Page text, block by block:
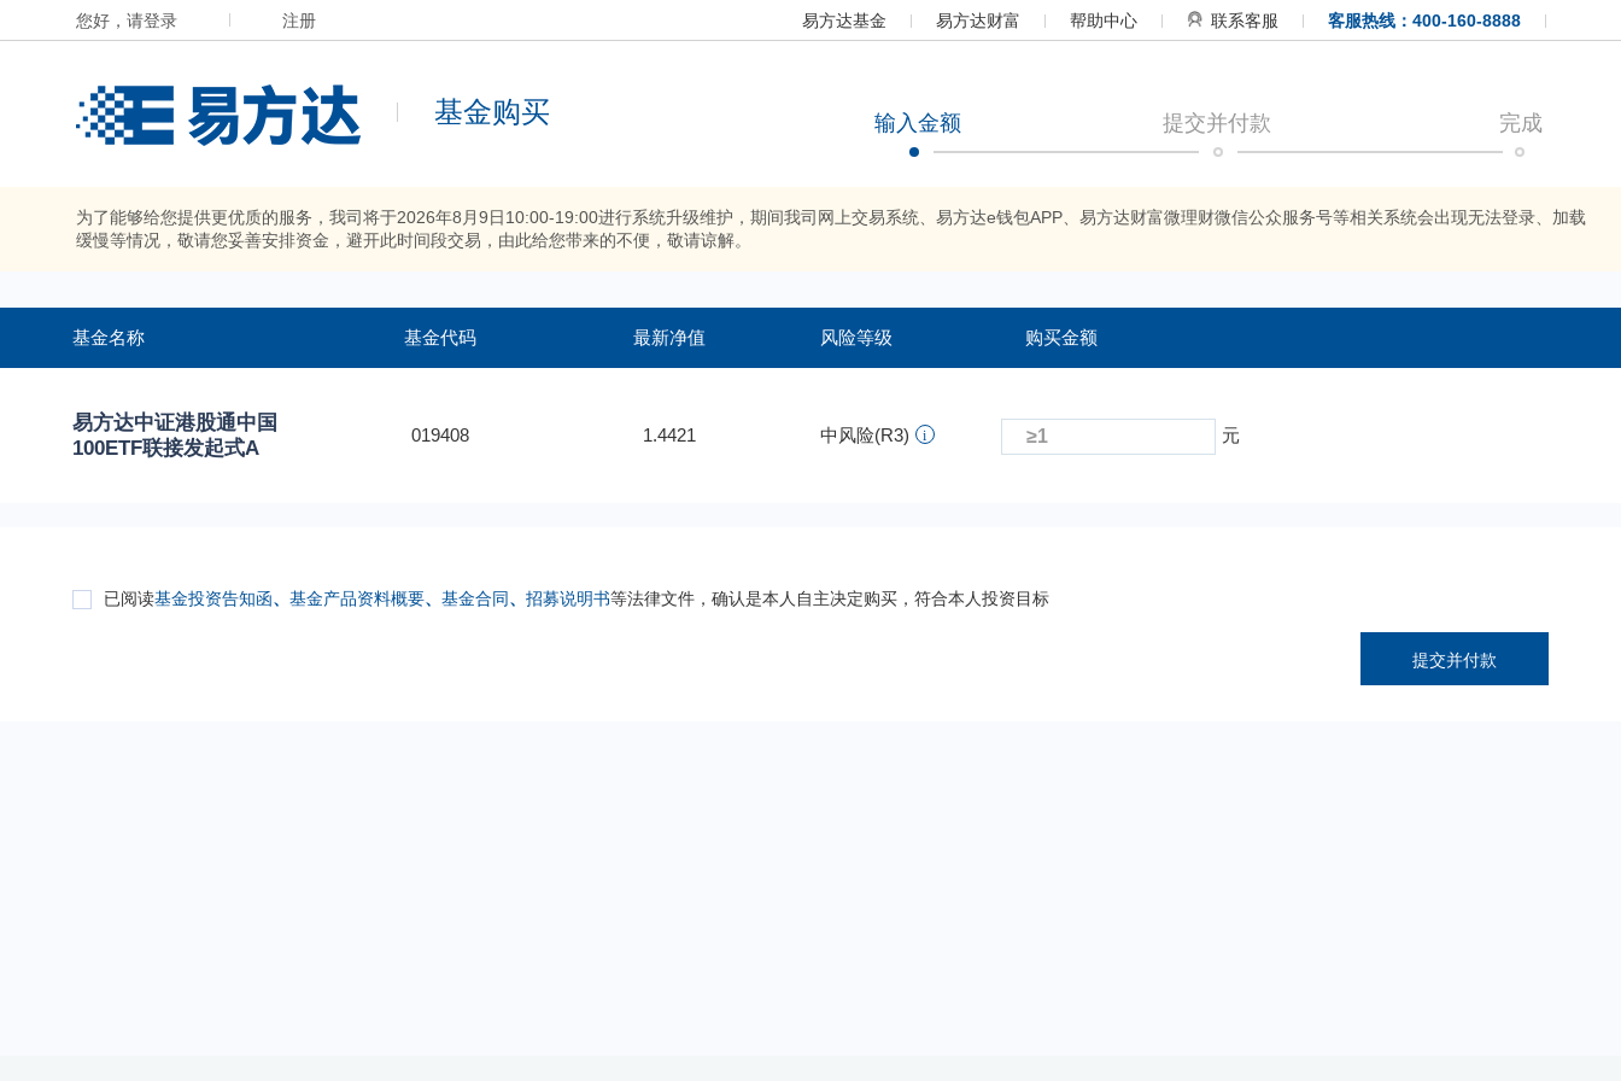
您好，请登录 注册 易方达基金 易方达财富 帮助中心 联系客服 客服热线：400-160-8888
基金购买 输入金额 提交并付款 完成
为了能够给您提供更优质的服务，我司将于2026年8月9日10:00-19:00进行系统升级维护，期间我司网上交易系统、易方达e钱包APP、易方达财富微理财微信公众服务号等相关系统会出现无法登录、加载
缓慢等情况，敬请您妥善安排资金，避开此时间段交易，由此给您带来的不便，敬请谅解。
基金名称 基金代码 最新净值 风险等级 购买金额
易方达中证港股通中国
100ETF联接发起式A
019408 1.4421 中风险(R3) 元
已阅读基金投资告知函、 基金产品资料概要、 基金合同、 招募说明书等法律文件，确认是本人自主决定购买，符合本人投资目标